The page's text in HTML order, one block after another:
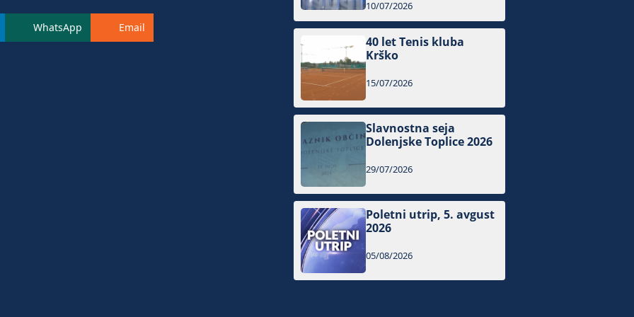
WhatsApp Email
10/07/2026
40 let Tenis kluba
Krško
15/07/2026
Slavnostna seja
Dolenjske Toplice 2026
29/07/2026
Poletni utrip, 5. avgust
2026
05/08/2026